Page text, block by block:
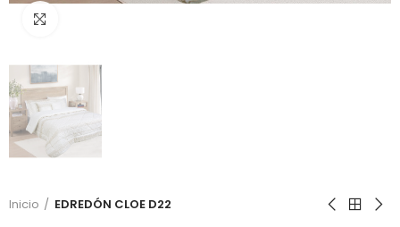
Inicio EDREDÓN CLOE D22